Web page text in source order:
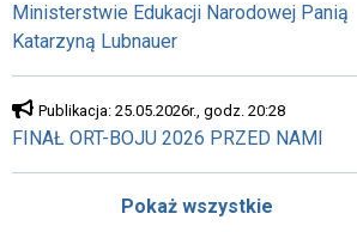
Ministerstwie Edukacji Narodowej Panią
Katarzyną Lubnauer
Publikacja: 25.05.2026r., godz. 20:28
FINAŁ ORT-BOJU 2026 PRZED NAMI
Pokaż wszystkie